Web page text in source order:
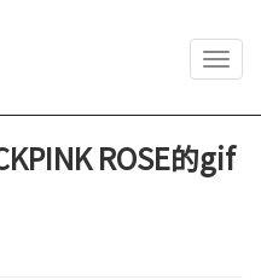
ROSE的gif